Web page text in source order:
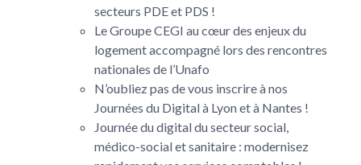
secteurs PDE et PDS !
Le Groupe CEGI au cœur des enjeux du
logement accompagné lors des rencontres
nationales de l’Unafo
N’oubliez pas de vous inscrire à nos
Journées du Digital à Lyon et à Nantes !
Journée du digital du secteur social,
médico-social et sanitaire : modernisez